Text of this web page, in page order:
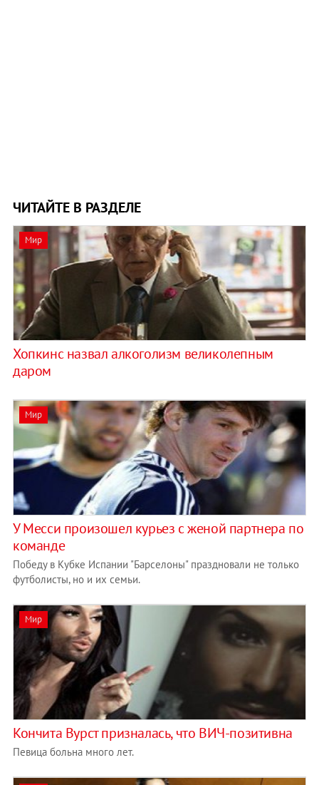
ЧИТАЙТЕ В РАЗДЕЛЕ
Мир
Хопкинс назвал алкоголизм великолепным
даром
Мир
У Месси произошел курьез с женой партнера по
команде
Победу в Кубке Испании "Барселоны" праздновали не только
футболисты, но и их семьи.
Мир
Кончита Вурст призналась, что ВИЧ-позитивна
Певица больна много лет.